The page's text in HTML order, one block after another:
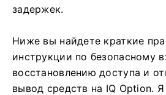
задержек.
Ниже вы найдете краткие
инструкции по безопасному
восстановлению доступа и
вывод средств на IQ Option.